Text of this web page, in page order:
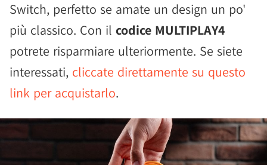
Switch, perfetto se amate un design un po'
più classico. Con il codice MULTIPLAY4
potrete risparmiare ulteriormente. Se siete
interessati, cliccate direttamente su questo
link per acquistarlo.